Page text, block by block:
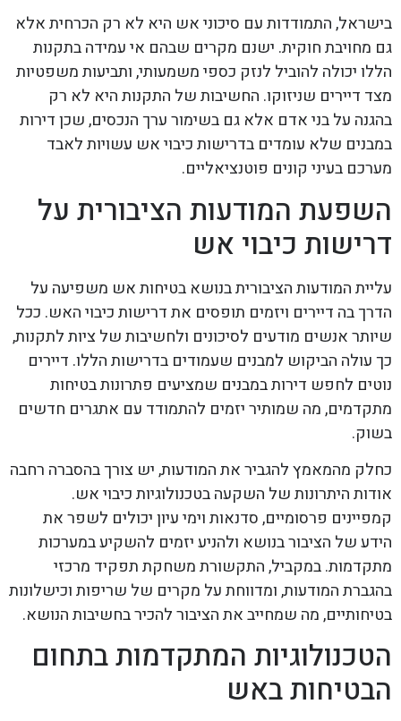
בישראל, התמודדות עם סיכוני אש היא לא רק הכרחית אלא
גם מחויבת חוקית. ישנם מקרים שבהם אי עמידה בתקנות
הללו יכולה להוביל לנזק כספי משמעותי, ותביעות משפטיות
מצד דיירים שניזוקו. החשיבות של התקנות היא לא רק
בהגנה על בני אדם אלא גם בשימור ערך הנכסים, שכן דירות
במבנים שלא עומדים בדרישות כיבוי אש עשויות לאבד
מערכם בעיני קונים פוטנציאליים.
השפעת המודעות הציבורית על
דרישות כיבוי אש
עליית המודעות הציבורית בנושא בטיחות אש משפיעה על
הדרך בה דיירים ויזמים תופסים את דרישות כיבוי האש. ככל
שיותר אנשים מודעים לסיכונים ולחשיבות של ציות לתקנות,
כך עולה הביקוש למבנים שעמודים בדרישות הללו. דיירים
נוטים לחפש דירות במבנים שמציעים פתרונות בטיחות
מתקדמים, מה שמותיר יזמים להתמודד עם אתגרים חדשים
בשוק.
כחלק מהמאמץ להגביר את המודעות, יש צורך בהסברה רחבה
אודות היתרונות של השקעה בטכנולוגיות כיבוי אש.
קמפיינים פרסומיים, סדנאות וימי עיון יכולים לשפר את
הידע של הציבור בנושא ולהניע יזמים להשקיע במערכות
מתקדמות. במקביל, התקשורת משחקת תפקיד מרכזי
בהגברת המודעות, ומדווחת על מקרים של שריפות וכישלונות
בטיחותיים, מה שמחייב את הציבור להכיר בחשיבות הנושא.
הטכנולוגיות המתקדמות בתחום
הבטיחות באש